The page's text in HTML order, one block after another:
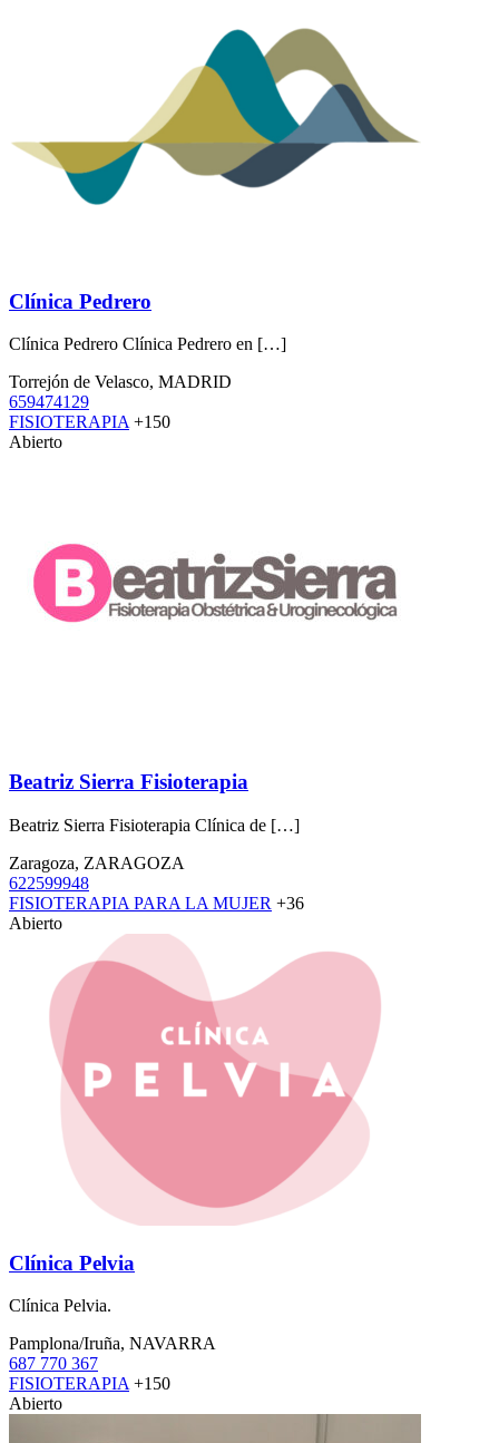
Clínica Pedrero
Clínica Pedrero Clínica Pedrero en […]
Torrejón de Velasco, MADRID
659474129
FISIOTERAPIA +150
Abierto
Beatriz Sierra Fisioterapia
Beatriz Sierra Fisioterapia Clínica de […]
Zaragoza, ZARAGOZA
622599948
FISIOTERAPIA PARA LA MUJER +36
Abierto
Clínica Pelvia
Clínica Pelvia.
Pamplona/Iruña, NAVARRA
687 770 367
FISIOTERAPIA +150
Abierto